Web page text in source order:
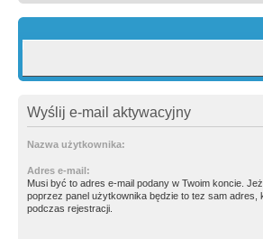
Wyślij e-mail aktywacyjny
Nazwa użytkownika:
Adres e-mail:
Musi być to adres e-mail podany w Twoim koncie.
poprzez panel użytkownika będzie to tez sam adres,
podczas rejestracji.